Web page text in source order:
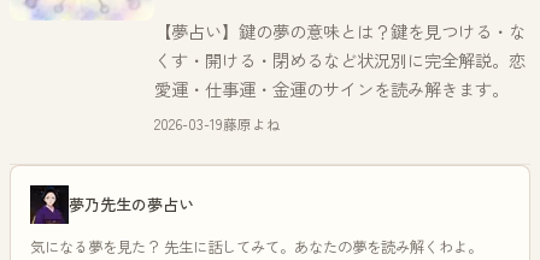
【夢占い】鍵の夢の意味とは？鍵を見つける・な
くす・開ける・閉めるなど状況別に完全解説。恋
愛運・仕事運・金運のサインを読み解きます。
2026-03-19藤原よね
夢乃先生の夢占い
気になる夢を見た？ 先生に話してみて。あなたの夢を読み解くわよ。